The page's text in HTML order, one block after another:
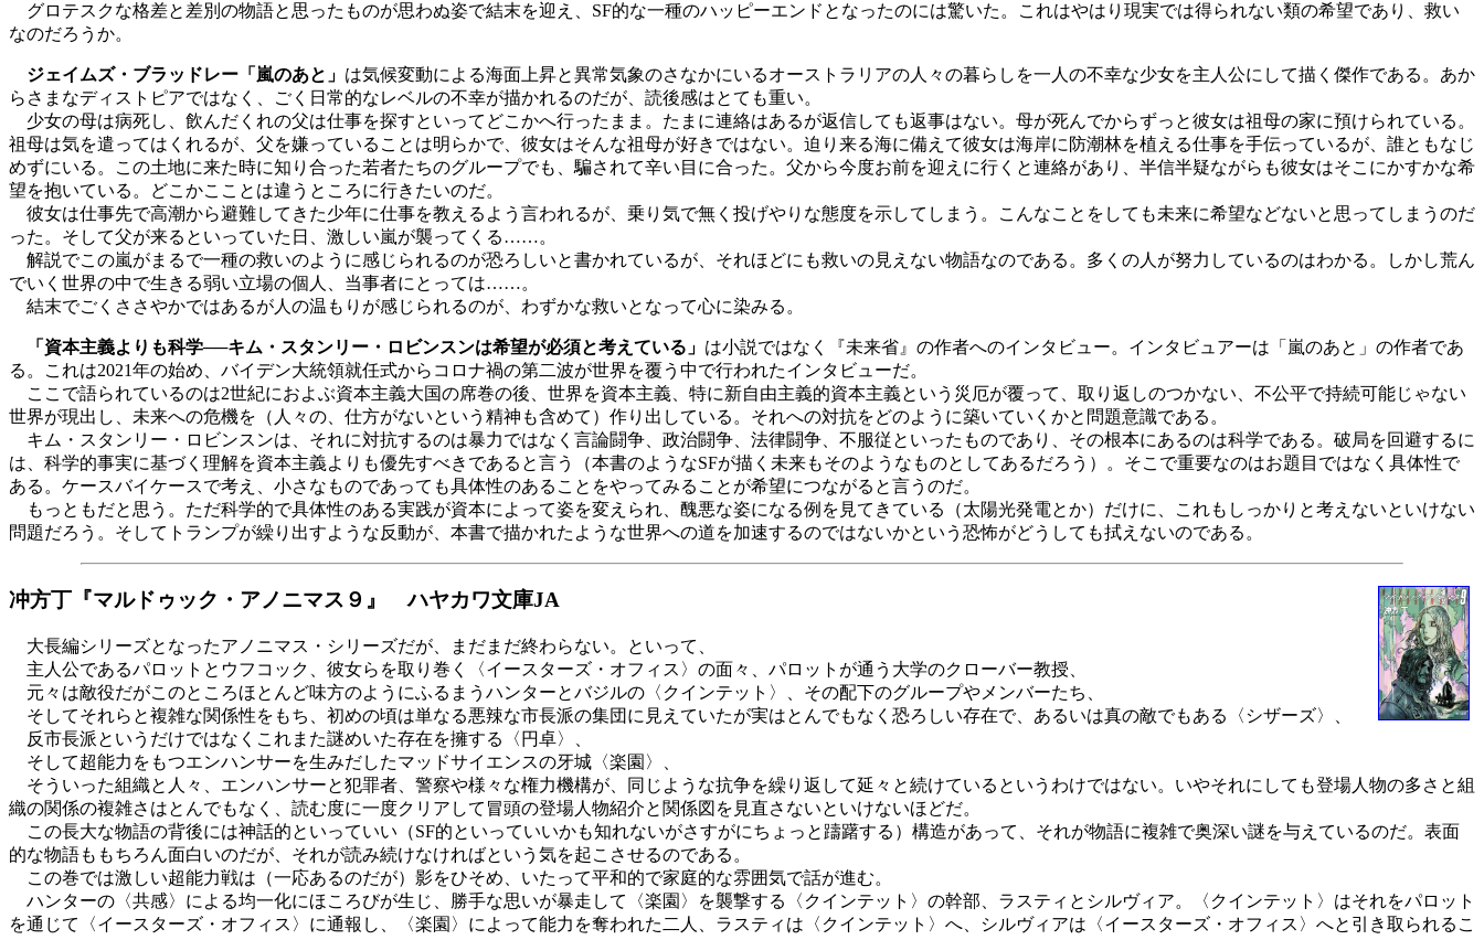
グロテスクな格差と差別の物語と思ったものが思わぬ姿で結末を迎え、SF的な一種のハッピーエンドとなったのには驚いた。これはやはり現実では得られない類の希望であり、救い
なのだろうか。
ジェイムズ・ブラッドレー「嵐のあと」 は気候変動による海面上昇と異常気象のさなかにいるオーストラリアの人々の暮らしを一人の不幸な少女を主人公にして描く傑作である。あか
らさまなディストピアではなく、ごく日常的なレベルの不幸が描かれるのだが、読後感はとても重い。
少女の母は病死し、飲んだくれの父は仕事を探すといってどこかへ行ったまま。たまに連絡はあるが返信しても返事はない。母が死んでからずっと彼女は祖母の家に預けられている。
祖母は気を遣ってはくれるが、父を嫌っていることは明らかで、彼女はそんな祖母が好きではない。迫り来る海に備えて彼女は海岸に防潮林を植える仕事を手伝っているが、誰ともなじ
めずにいる。この土地に来た時に知り合った若者たちのグループでも、騙されて辛い目に合った。父から今度お前を迎えに行くと連絡があり、半信半疑ながらも彼女はそこにかすかな希
望を抱いている。どこかこことは違うところに行きたいのだ。
彼女は仕事先で高潮から避難してきた少年に仕事を教えるよう言われるが、乗り気で無く投げやりな態度を示してしまう。こんなことをしても未来に希望などないと思ってしまうのだ
った。そして父が来るといっていた日、激しい嵐が襲ってくる……。
解説でこの嵐がまるで一種の救いのように感じられるのが恐ろしいと書かれているが、それほどにも救いの見えない物語なのである。多くの人が努力しているのはわかる。しかし荒ん
でいく世界の中で生きる弱い立場の個人、当事者にとっては……。
結末でごくささやかではあるが人の温もりが感じられるのが、わずかな救いとなって心に染みる。
「資本主義よりも科学──キム・スタンリー・ロビンスンは希望が必須と考えている」 は小説ではなく『未来省』の作者へのインタビュー。インタビュアーは「嵐のあと」の作者であ
る。これは2021年の始め、バイデン大統領就任式からコロナ禍の第二波が世界を覆う中で行われたインタビューだ。
ここで語られているのは2世紀におよぶ資本主義大国の席巻の後、世界を資本主義、特に新自由主義的資本主義という災厄が覆って、取り返しのつかない、不公平で持続可能じゃない
世界が現出し、未来への危機を（人々の、仕方がないという精神も含めて）作り出している。それへの対抗をどのように築いていくかと問題意識である。
キム・スタンリー・ロビンスンは、それに対抗するのは暴力ではなく言論闘争、政治闘争、法律闘争、不服従といったものであり、その根本にあるのは科学である。破局を回避するに
は、科学的事実に基づく理解を資本主義よりも優先すべきであると言う（本書のようなSFが描く未来もそのようなものとしてあるだろう）。そこで重要なのはお題目ではなく具体性で
ある。ケースバイケースで考え、小さなものであっても具体性のあることをやってみることが希望につながると言うのだ。
もっともだと思う。ただ科学的で具体性のある実践が資本によって姿を変えられ、醜悪な姿になる例を見てきている（太陽光発電とか）だけに、これもしっかりと考えないといけない
問題だろう。そしてトランプが繰り出すような反動が、本書で描かれたような世界への道を加速するのではないかという恐怖がどうしても拭えないのである。
冲方丁『マルドゥック・アノニマス９』 ハヤカワ文庫JA
大長編シリーズとなったアノニマス・シリーズだが、まだまだ終わらない。といって、
主人公であるパロットとウフコック、彼女らを取り巻く〈イースターズ・オフィス〉の面々、パロットが通う大学のクローバー教授、
元々は敵役だがこのところほとんど味方のようにふるまうハンターとバジルの〈クインテット〉、その配下のグループやメンバーたち、
そしてそれらと複雑な関係性をもち、初めの頃は単なる悪辣な市長派の集団に見えていたが実はとんでもなく恐ろしい存在で、あるいは真の敵でもある〈シザーズ〉、
反市長派というだけではなくこれまた謎めいた存在を擁する〈円卓〉、
そして超能力をもつエンハンサーを生みだしたマッドサイエンスの牙城〈楽園〉、
そういった組織と人々、エンハンサーと犯罪者、警察や様々な権力機構が、同じような抗争を繰り返して延々と続けているというわけではない。いやそれにしても登場人物の多さと組
織の関係の複雑さはとんでもなく、読む度に一度クリアして冒頭の登場人物紹介と関係図を見直さないといけないほどだ。
この長大な物語の背後には神話的といっていい（SF的といっていいかも知れないがさすがにちょっと躊躇する）構造があって、それが物語に複雑で奥深い謎を与えているのだ。表面
的な物語ももちろん面白いのだが、それが読み続けなければという気を起こさせるのである。
この巻では激しい超能力戦は（一応あるのだが）影をひそめ、いたって平和的で家庭的な雰囲気で話が進む。
ハンターの〈共感〉による均一化にほころびが生じ、勝手な思いが暴走して〈楽園〉を襲撃する〈クインテット〉の幹部、ラスティとシルヴィア。〈クインテット〉はそれをパロット
を通じて〈イースターズ・オフィス〉に通報し、〈楽園〉によって能力を奪われた二人、ラスティは〈クインテット〉へ、シルヴィアは〈イースターズ・オフィス〉へと引き取られるこ